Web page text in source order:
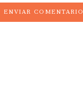
ENVIAR COMENTARIO